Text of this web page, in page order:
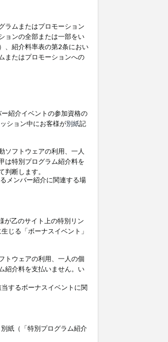
ラムまたはプロモーション
ョンの全部または一部をい
、紹介料率表の第2条におい
またはプロモーションへの
紹介イベントの参加資格の
ション中にお客様が別紙記
ソフトウェアの利用、一人
は特別プログラム紹介料を
断します。
メンバー紹介に関連する場
が乙のサイト上の特別リン
じる「ボーナスイベント」
トウェアの利用、一人の個
紹介料を支払いません。い
するボーナスイベントに関
紙（「特別プログラム紹介